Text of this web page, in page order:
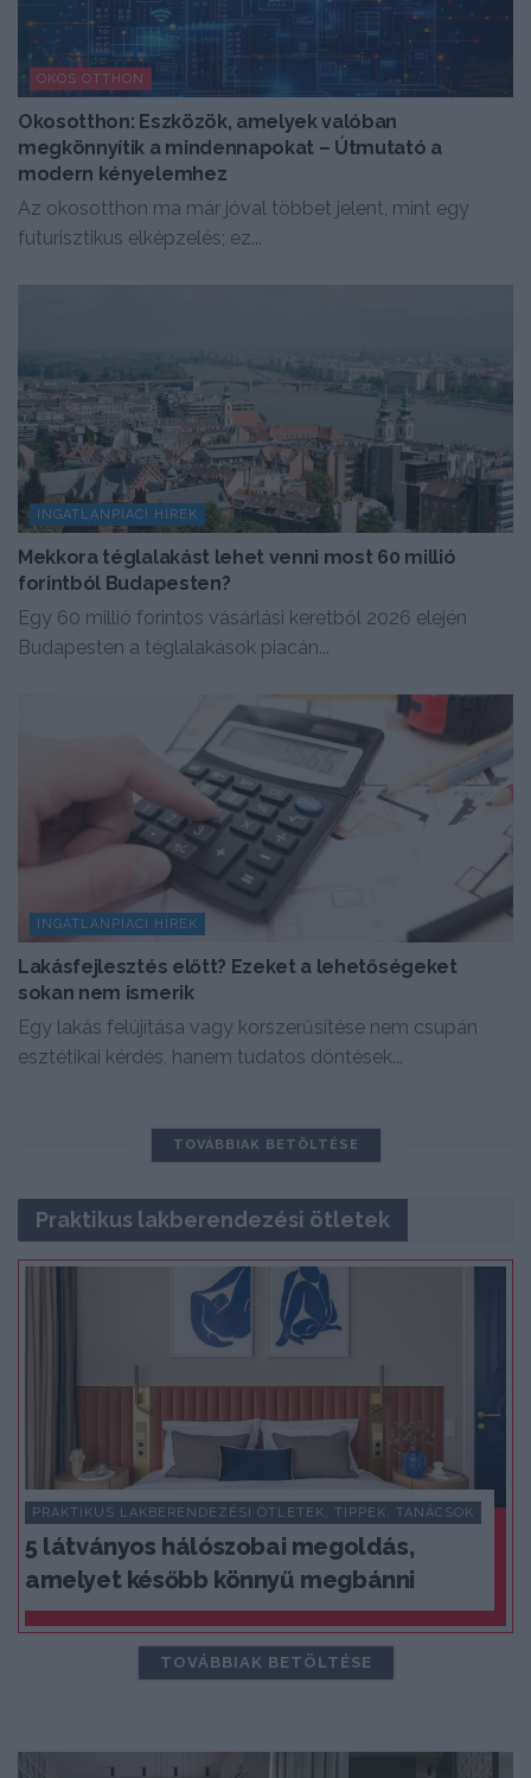
OKOS OTTHON
Okosotthon: Eszközök, amelyek valóban
megkönnyítik a mindennapokat – Útmutató a
modern kényelemhez
Az okosotthon ma már jóval többet jelent, mint egy
futurisztikus elképzelés; ez...
INGATLANPIACI HÍREK
Mekkora téglalakást lehet venni most 60 millió
forintból Budapesten?
Egy 60 millió forintos vásárlási keretből 2026 elején
Budapesten a téglalakások piacán...
INGATLANPIACI HÍREK
Lakásfejlesztés előtt? Ezeket a lehetőségeket
sokan nem ismerik
Egy lakás felújítása vagy korszerűsítése nem csupán
esztétikai kérdés, hanem tudatos döntések...
TOVÁBBIAK BETÖLTÉSE
Praktikus lakberendezési ötletek
PRAKTIKUS LAKBERENDEZÉSI ÖTLETEK, TIPPEK, TANÁCSOK
5 látványos hálószobai megoldás,
amelyet később könnyű megbánni
TOVÁBBIAK BETÖLTÉSE